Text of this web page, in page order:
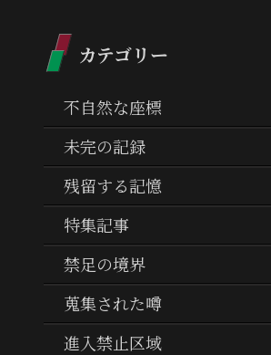
カテゴリー
不自然な座標
未完の記録
残留する記憶
特集記事
禁足の境界
蒐集された噂
進入禁止区域